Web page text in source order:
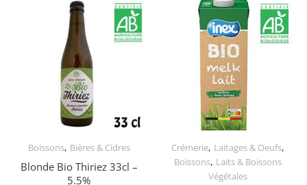
Boissons, Bières & Cidres
Blonde Bio Thiriez 33cl –
5.5%
Crémerie, Laitages & Oeufs,
Boissons, Laits & Boissons
Végétales